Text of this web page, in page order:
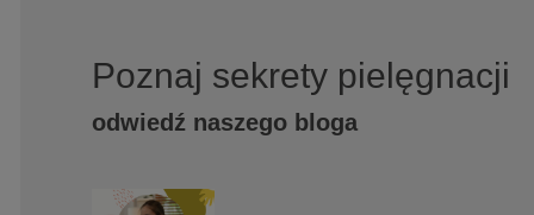
Poznaj sekrety pielęgnacji
odwiedź naszego bloga